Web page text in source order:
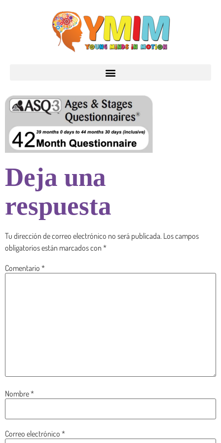
Deja una
respuesta
Tu dirección de correo electrónico no será publicada. Los campos
obligatorios están marcados con *
Comentario *
Nombre*
Correo electrónico *